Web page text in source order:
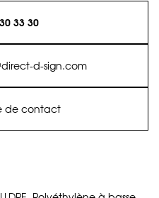
33 30
d-sign.com
de contact